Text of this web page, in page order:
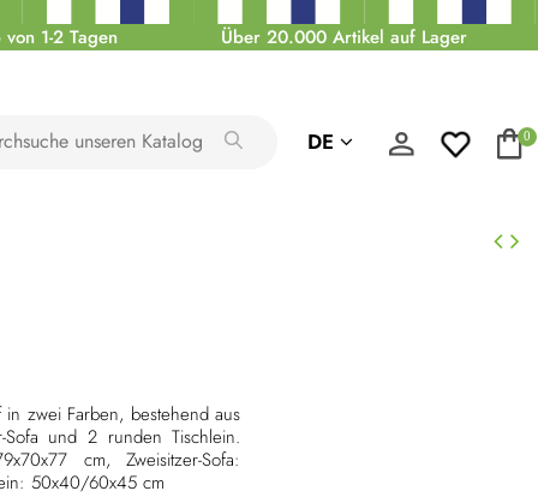
1-2 Tagen Über 20.000 Artikel auf Lager
DE 0
in zwei Farben, bestehend aus
Sofa und 2 runden Tischlein.
cm, Zweisitzer-Sofa:
50x40/60x45 cm